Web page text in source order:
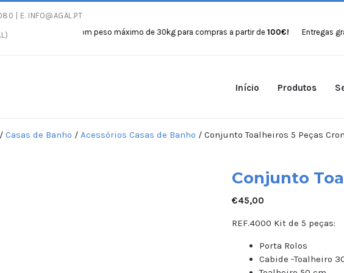
| E. INFO@AGAL.PT
gratuitas com peso máximo de 30kg para compras a partir de100€! Entregas gratuitas
Início Produtos
/ Casas de Banho / Acessórios Casas de Banho / Conjunto Toalheiros 5 Peças
Conjunto
€45,00
REF.4000 Kit de 5 peças:
Porta Rolos
Cabide -Toalheiro